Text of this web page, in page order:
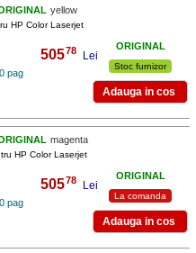
yellow
HP Color Laserjet
pag
ORIGINAL
Stoc furnizor
50578 Lei
magenta
HP Color Laserjet
pag
ORIGINAL
La comanda
50578 Lei